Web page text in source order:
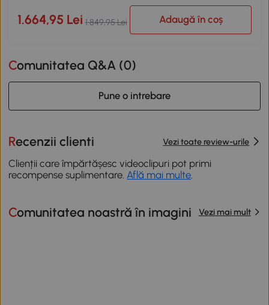
1.664,95 Lei 1.849,95 Lei Adaugă în coș
Comunitatea Q&A (0)
Pune o intrebare
Recenzii clienti Vezi toate review-urile
Clienții care împărtășesc videoclipuri pot primi
recompense suplimentare. Află mai multe.
Comunitatea noastră în imagini Vezi mai mult